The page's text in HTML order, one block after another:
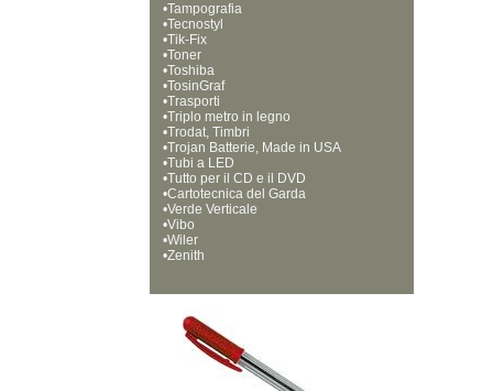
•Tampografia
•Tecnostyl
•Tik-Fix
•Toner
•Toshiba
•TosinGraf
•Trasporti
•Triplo metro in legno
•Trodat, Timbri
•Trojan Batterie, Made in USA
•Tubi a LED
•Tutto per il CD e il DVD
•Cartotecnica del Garda
•Verde Verticale
•Vibo
•Wiler
•Zenith